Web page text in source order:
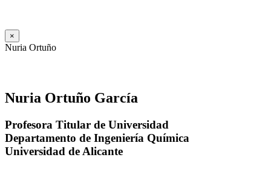
×
Nuria Ortuño
Nuria Ortuño García
Profesora Titular de Universidad
Departamento de Ingeniería Química
Universidad de Alicante